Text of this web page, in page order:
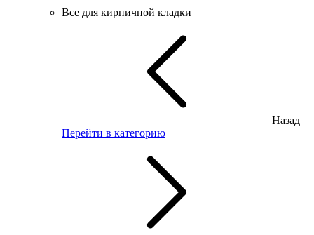
Все для кирпичной кладки
Назад
Перейти в категорию